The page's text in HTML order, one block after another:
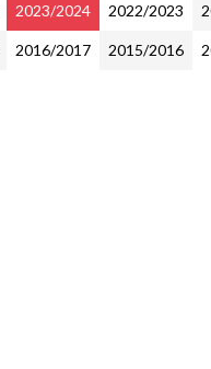
2023/2024 2022/2023
2016/2017 2015/2016